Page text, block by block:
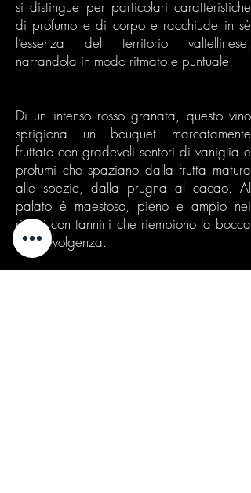
si distingue per particolari caratteristiche
di profumo e di corpo e racchiude in sè
l’essenza del territorio valtellinese,
narrandola in modo ritmato e puntuale.
Di un intenso rosso granata, questo vino
sprigiona un bouquet marcatamente
fruttato con gradevoli sentori di vaniglia e
profumi che spaziano dalla frutta matura
alle spezie, dalla prugna al cacao. Al
palato è maestoso, pieno e ampio nei
ritorni con tannini che riempiono la bocca
con avvolgenza.